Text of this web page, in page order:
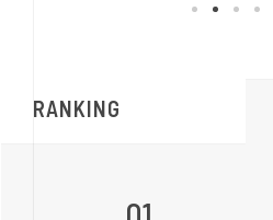
RANKING